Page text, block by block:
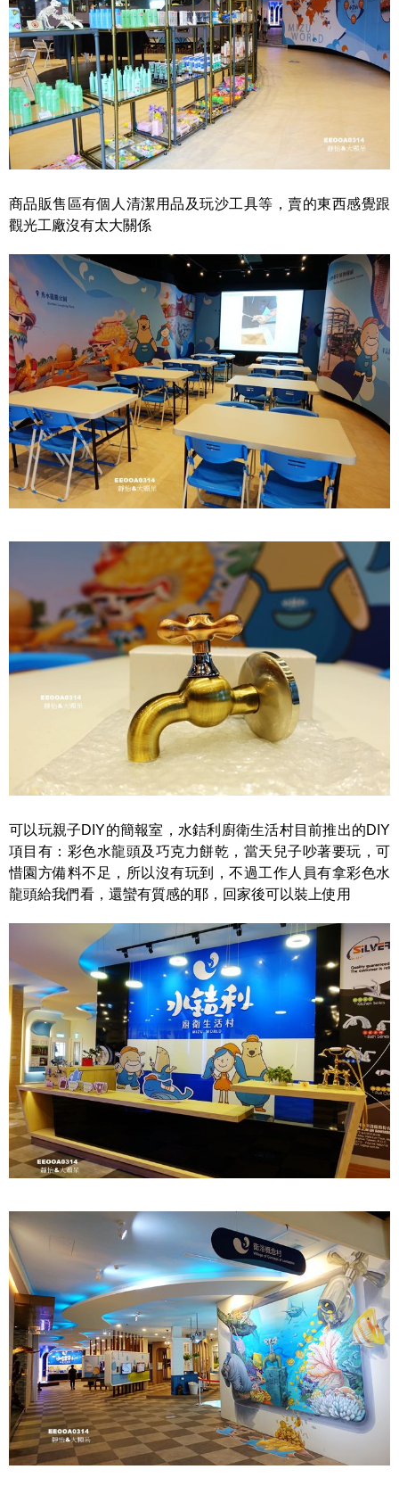
商品販售區有個人清潔用品及玩沙工具等，賣的東西感覺跟
觀光工廠沒有太大關係
可以玩親子DIY的簡報室，水銡利廚衛生活村目前推出的DIY
項目有：彩色水龍頭及巧克力餅乾，當天兒子吵著要玩，可
惜園方備料不足，所以沒有玩到，不過工作人員有拿彩色水
龍頭給我們看，還蠻有質感的耶，回家後可以裝上使用